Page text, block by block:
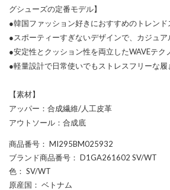
グシューズの定番モデル】
●韓国ファッション好きにおすすめのトレンド
●スポーティーすぎないデザインで、カジュ
●安定性とクッション性を両立したWAVEテク
●軽量設計で日常使いでもストレスフリーな履
【素材】
アッパー：合成繊維/人工皮革
アウトソール：合成底
商品番号 ： MI295BM025932
ブランド商品番号 ： D1GA261602 SV/WT
色 ： SV/WT
原産国 ： ベトナム